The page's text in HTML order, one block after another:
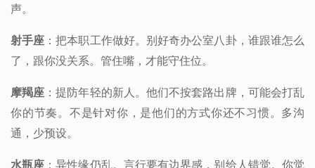
声。
射手座 ：把本职工作做好。别好奇办公室八卦，谁跟谁怎么
了，跟你没关系。管住嘴，才能守住位。
摩羯座 ：提防年轻的新人。他们不按套路出牌，可能会打乱
你的节奏。不是针对你，是他们的方式你还不习惯。多沟
通，少预设。
水瓶座 ：异性缘仍乱。言行要有边界感，别给人错觉。你觉